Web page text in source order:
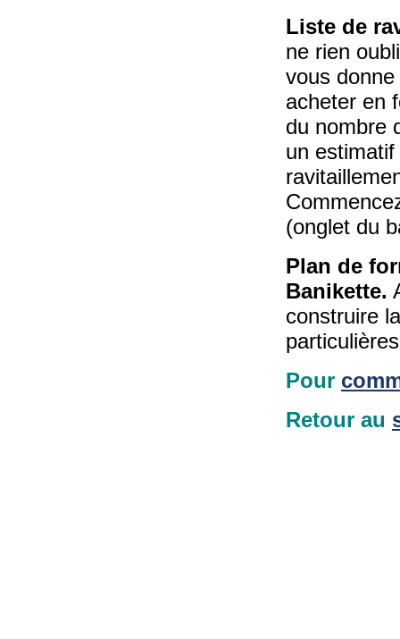
Liste de
ne rien
vous
acheter en
du nombre
un
(onglet du
Plan de
Banikette.
construire
Pour
Retour au